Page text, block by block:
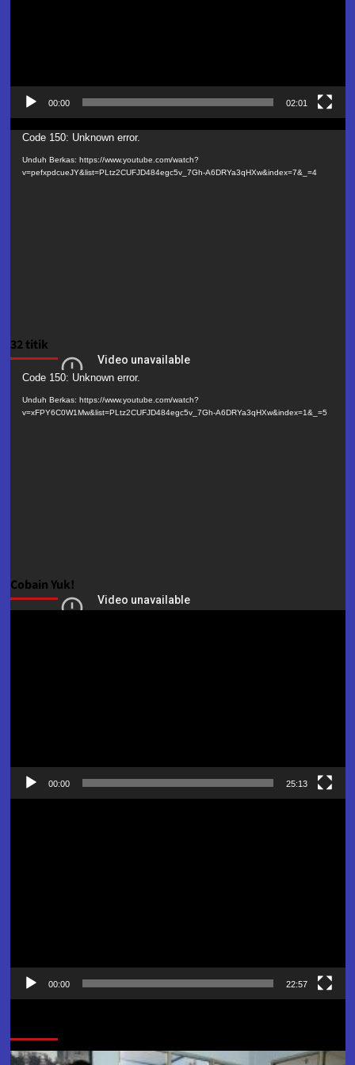
00:00 02:01
Pemutar
Video
Code 150: Unknown error.
Unduh Berkas: https://www.youtube.com/watch?
v=pefxpdcueJY&list=PLtz2CUFJD484egc5v_7Gh-A6DRYa3qHXw&index=7&_=4
32 titik
Pemutar
Video
Code 150: Unknown error.
Unduh Berkas: https://www.youtube.com/watch?
v=xFPY6C0W1Mw&list=PLtz2CUFJD484egc5v_7Gh-A6DRYa3qHXw&index=1&_=5
Cobain Yuk!
00:00 25:13
00:00 22:57